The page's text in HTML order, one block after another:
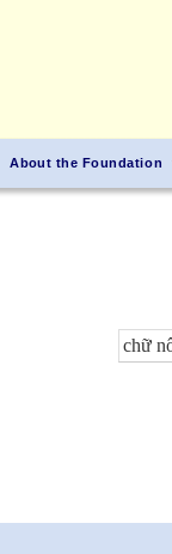
About the Foundation